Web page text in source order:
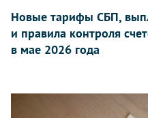
Новые тарифы СБП,
и правила контроля
в мае 2026 года